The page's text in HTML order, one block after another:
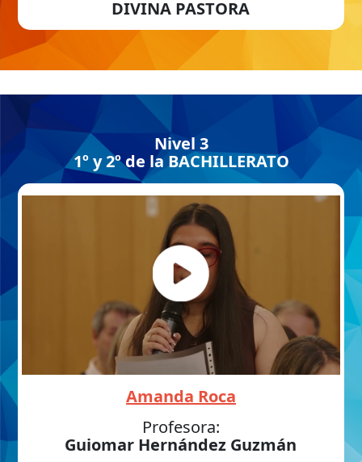
DIVINA PASTORA
Nivel 3
1º y 2º de la BACHILLERATO
Amanda Roca
Profesora:
Guiomar Hernández Guzmán